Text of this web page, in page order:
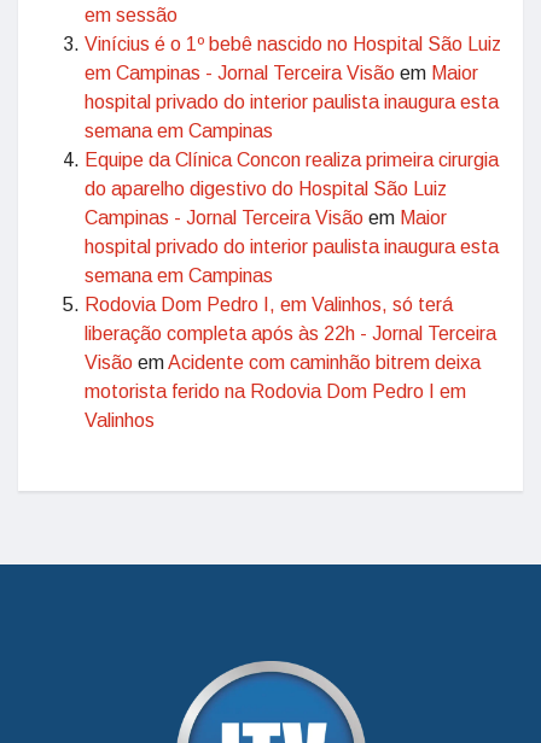
em sessão
Vinícius é o 1º bebê nascido no Hospital São Luiz
em Campinas - Jornal Terceira Visão em Maior
hospital privado do interior paulista inaugura esta
semana em Campinas
Equipe da Clínica Concon realiza primeira cirurgia
do aparelho digestivo do Hospital São Luiz
Campinas - Jornal Terceira Visão em Maior
hospital privado do interior paulista inaugura esta
semana em Campinas
Rodovia Dom Pedro I, em Valinhos, só terá
liberação completa após às 22h - Jornal Terceira
Visão emAcidente com caminhão bitrem deixa
motorista ferido na Rodovia Dom Pedro I em
Valinhos